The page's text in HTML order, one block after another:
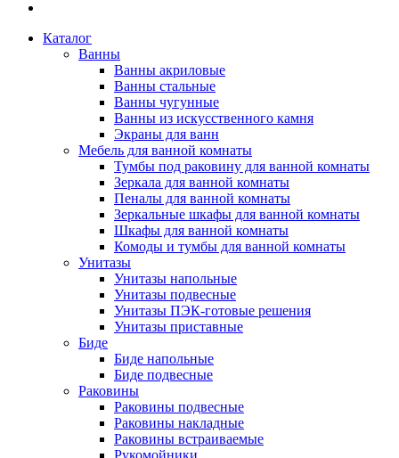
Каталог
Ванны
Ванны акриловые
Ванны стальные
Ванны чугунные
Ванны из искусственного камня
Экраны для ванн
Мебель для ванной комнаты
Тумбы под раковину для ванной комнаты
Зеркала для ванной комнаты
Пеналы для ванной комнаты
Зеркальные шкафы для ванной комнаты
Шкафы для ванной комнаты
Комоды и тумбы для ванной комнаты
Унитазы
Унитазы напольные
Унитазы подвесные
Унитазы ПЭК-готовые решения
Унитазы приставные
Биде
Биде напольные
Биде подвесные
Раковины
Раковины подвесные
Раковины накладные
Раковины встраиваемые
Рукомойники